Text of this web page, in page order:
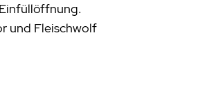
und Fleischwolf